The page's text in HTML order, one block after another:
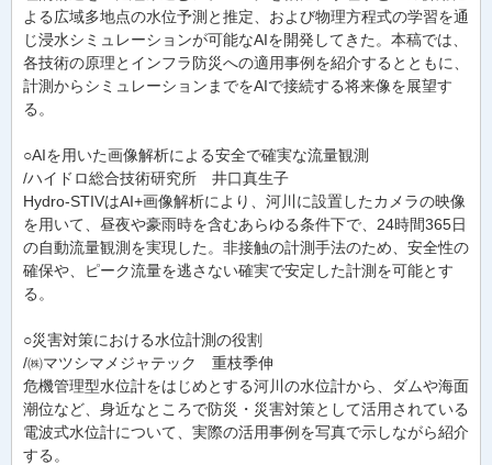
よる広域多地点の水位予測と推定、および物理方程式の学習を通
じ浸水シミュレーションが可能なAIを開発してきた。本稿では、
各技術の原理とインフラ防災への適用事例を紹介するとともに、
計測からシミュレーションまでをAIで接続する将来像を展望す
る。
○AIを用いた画像解析による安全で確実な流量観測
/ハイドロ総合技術研究所 井口真生子
Hydro-STIVはAI+画像解析により、河川に設置したカメラの映像
を用いて、昼夜や豪雨時を含むあらゆる条件下で、24時間365日
の自動流量観測を実現した。非接触の計測手法のため、安全性の
確保や、ピーク流量を逃さない確実で安定した計測を可能とす
る。
○災害対策における水位計測の役割
/㈱マツシマメジャテック 重枝季伸
危機管理型水位計をはじめとする河川の水位計から、ダムや海面
潮位など、身近なところで防災・災害対策として活用されている
電波式水位計について、実際の活用事例を写真で示しながら紹介
する。